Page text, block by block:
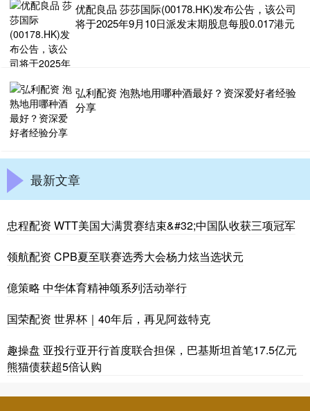
优配良品 莎莎国际(00178.HK)发布公告，该公司
将于2025年9月10日派发末期股息每股0.017港元
弘利配资 泡熟地用哪种酒最好？资深爱好者经验
分享
最新文章
忠程配资 WTT美国大满贯赛结束&#32;中国队收获三项冠军
领航配资 CPB夏至联赛选秀大会杨力炫当选状元
億策略 中华体育精神颂系列活动举行
国荣配资 世界杯｜40年后，再见阿兹特克
趣操盘 亚投行亚开行首度联合担保，巴基斯坦首笔17.5亿元
熊猫债获超5倍认购